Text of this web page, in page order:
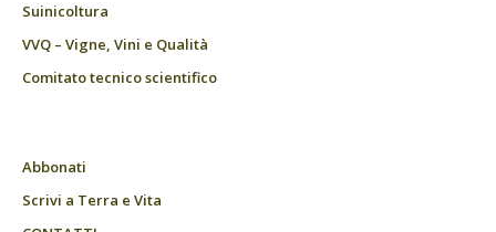
Suinicoltura
VVQ – Vigne, Vini e Qualità
Comitato tecnico scientifico
Abbonati
Scrivi a Terra e Vita